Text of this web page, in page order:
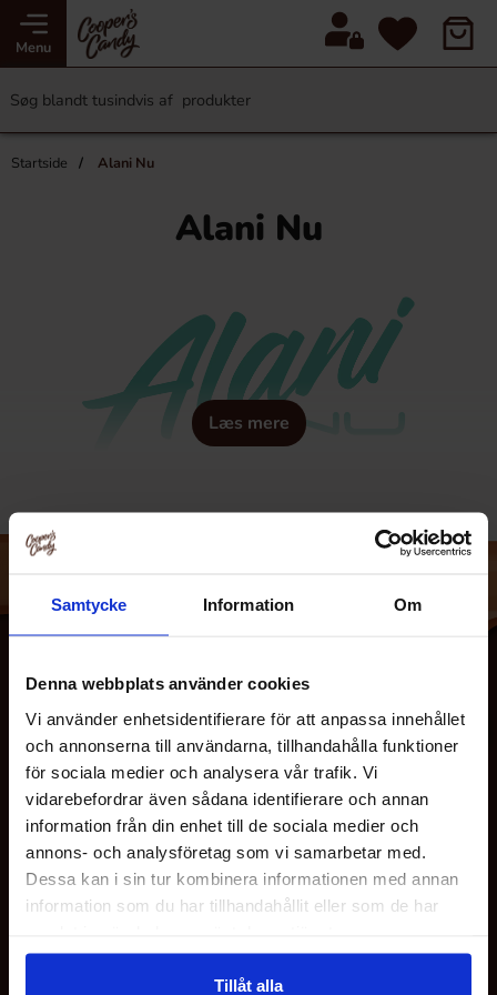
Samtycke Information Om
Denna webbplats använder cookies
Vi använder enhetsidentifierare för att anpassa innehållet
och annonserna till användarna, tillhandahålla funktioner
för sociala medier och analysera vår trafik. Vi
vidarebefordrar även sådana identifierare och annan
information från din enhet till de sociala medier och
annons- och analysföretag som vi samarbetar med.
Dessa kan i sin tur kombinera informationen med annan
information som du har tillhandahållit eller som de har
Tillåt alla
Menu
Startside Alani Nu
Alani Nu
Læs mere
OM OS